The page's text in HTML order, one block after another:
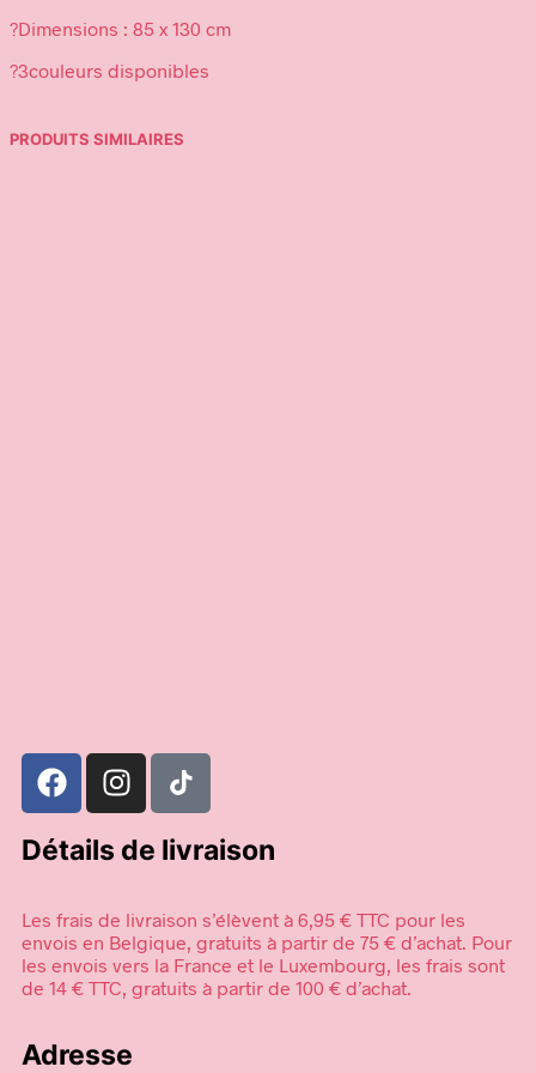
?Dimensions : 85 x 130 cm
?3couleurs disponibles
PRODUITS SIMILAIRES
Détails de livraison
Les frais de livraison s’élèvent à 6,95 € TTC pour les
envois en Belgique, gratuits à partir de 75 € d’achat. Pour
les envois vers la France et le Luxembourg, les frais sont
de 14 € TTC, gratuits à partir de 100 € d’achat.
Adresse